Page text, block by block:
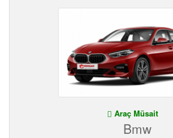
Araç Müsait
Bmw